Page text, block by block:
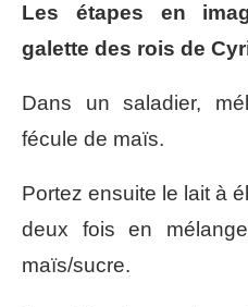
Les étapes en
galette des rois de
Dans un saladier,
fécule de maïs.
Portez ensuite le lait à
deux fois en
maïs/sucre.